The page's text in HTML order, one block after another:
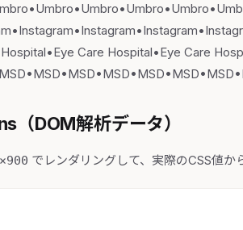
Care Hospital•Eye Care
（DOM解析データ）
でレンダリングして、実際のCSS値